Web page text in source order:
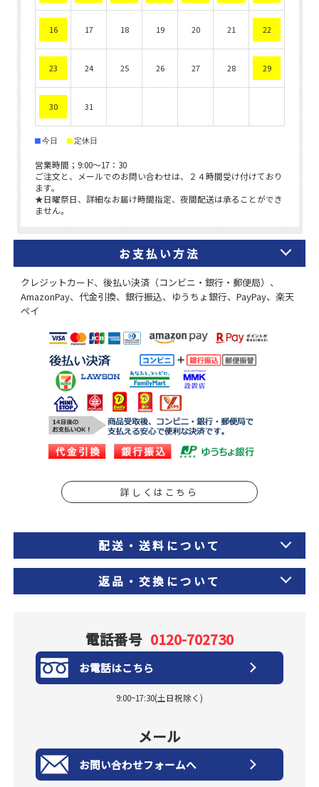
お支払い方法
クレジットカード、後払い決済（コンビニ・銀行・郵便局）、
AmazonPay、代金引換、銀行振込、ゆうちょ銀行、PayPay、楽天
ペイ
詳しくはこちら
配送・送料について
返品・交換について
電話番号 0120-702730
お電話はこちら
9:00~17:30(土日祝除く)
メール
お問い合わせフォームへ